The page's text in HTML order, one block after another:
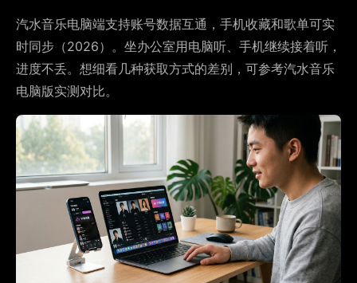
汽水音乐电脑端支持账号数据互通，手机收藏和歌单可实
时同步（2026）。坐办公室用电脑听、手机继续接着听，
进度不丢。想细看几种获取方式的差别，可参考汽水音乐
电脑版实测对比。